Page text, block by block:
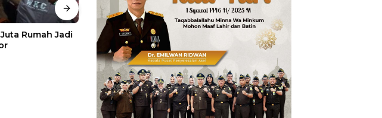
Terima
ESDM, Ada
Badan Diklat Kejaksaan
Cetak Agen Perubahan
Berbasis Risiko
Sulteng Resmi Gugat
Pencabutan Tuan Rumah
FORNAS IX